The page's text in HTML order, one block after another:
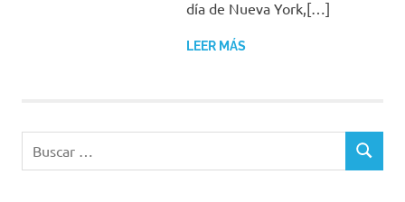
día de Nueva York,[…]
LEER MÁS
BUSCAR